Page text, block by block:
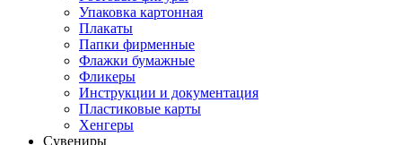
Упаковка картонная
Плакаты
Папки фирменные
Флажки бумажные
Фликеры
Инструкции и документация
Пластиковые карты
Хенгеры
Сувениры